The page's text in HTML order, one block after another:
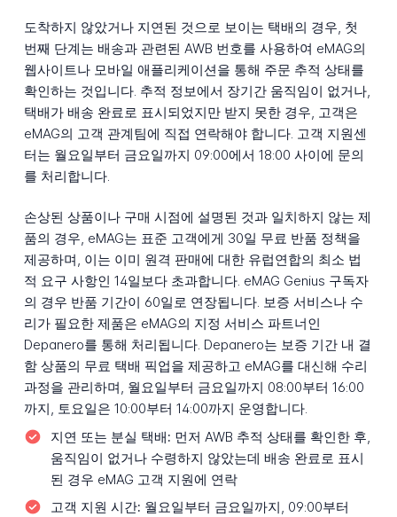
도착하지 않았거나 지연된 것으로 보이는 택배의 경우, 첫
번째 단계는 배송과 관련된 AWB 번호를 사용하여 eMAG의
웹사이트나 모바일 애플리케이션을 통해 주문 추적 상태를
확인하는 것입니다. 추적 정보에서 장기간 움직임이 없거나,
택배가 배송 완료로 표시되었지만 받지 못한 경우, 고객은
eMAG의 고객 관계팀에 직접 연락해야 합니다. 고객 지원센
터는 월요일부터 금요일까지 09:00에서 18:00 사이에 문의
를 처리합니다.
손상된 상품이나 구매 시점에 설명된 것과 일치하지 않는 제
품의 경우, eMAG는 표준 고객에게 30일 무료 반품 정책을
제공하며, 이는 이미 원격 판매에 대한 유럽연합의 최소 법
적 요구 사항인 14일보다 초과합니다. eMAG Genius 구독자
의 경우 반품 기간이 60일로 연장됩니다. 보증 서비스나 수
리가 필요한 제품은 eMAG의 지정 서비스 파트너인
Depanero를 통해 처리됩니다. Depanero는 보증 기간 내 결
함 상품의 무료 택배 픽업을 제공하고 eMAG를 대신해 수리
과정을 관리하며, 월요일부터 금요일까지 08:00부터 16:00
까지, 토요일은 10:00부터 14:00까지 운영합니다.
지연 또는 분실 택배: 먼저 AWB 추적 상태를 확인한 후,
움직임이 없거나 수령하지 않았는데 배송 완료로 표시
된 경우 eMAG 고객 지원에 연락
고객 지원 시간: 월요일부터 금요일까지, 09:00부터